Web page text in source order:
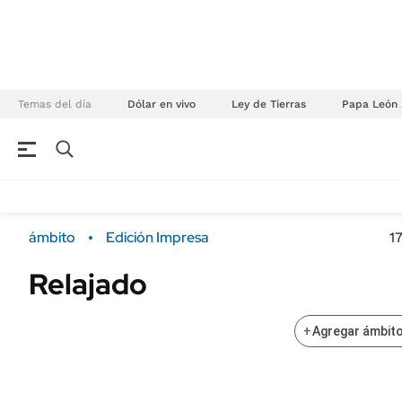
Temas del día Dólar en vivo Ley de Tierras Papa León
Campo
ENERGY REPORT
ámbito Edición Impresa
Relajado
+Agregar